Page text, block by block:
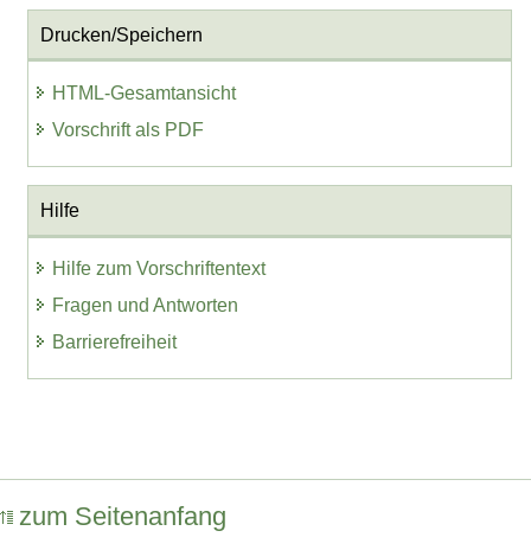
Drucken/Speichern
HTML-Gesamtansicht
Vorschrift als PDF
Hilfe
Hilfe zum Vorschriftentext
Fragen und Antworten
Barrierefreiheit
zum Seitenanfang